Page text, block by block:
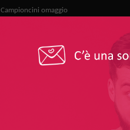
Campioncini omaggio
PROTEGGITI